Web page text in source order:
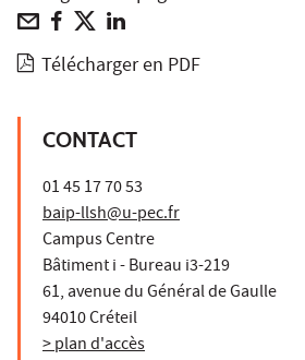
Télécharger en PDF
CONTACT
01 45 17 70 53
baip-llsh@u-pec.fr
Campus Centre
Bâtiment i - Bureau i3-219
61, avenue du Général de Gaulle
94010 Créteil
> plan d'accès